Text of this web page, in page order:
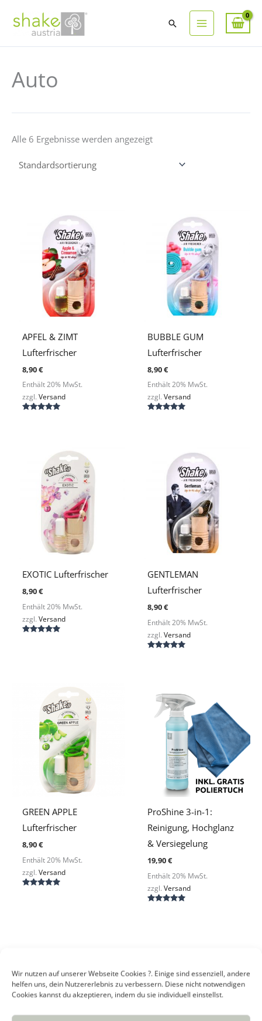
Wir nutzen auf unserer Webseite Cookies ?. Einige sind essenziell, andere
helfen uns, dein Nutzererlebnis zu verbessern. Diese nicht notwendigen
Cookies kannst du akzeptieren, indem du sie individuell einstellst.
Suchen
Auto
Alle 6 Ergebnisse werden angezeigt
APFEL & ZIMT
Lufterfrischer
8,90€
Enthält 20% MwSt.
zzgl. Versand
BUBBLE GUM
Lufterfrischer
8,90€
Enthält 20% MwSt.
zzgl. Versand
EXOTIC Lufterfrischer
8,90€
Enthält 20% MwSt.
zzgl. Versand
GENTLEMAN
Lufterfrischer
8,90€
Enthält 20% MwSt.
zzgl. Versand
GREEN APPLE
Lufterfrischer
8,90€
Enthält 20% MwSt.
zzgl. Versand
ProShine 3-in-1:
Reinigung, Hochglanz
& Versiegelung
19,90€
Enthält 20% MwSt.
zzgl. Versand